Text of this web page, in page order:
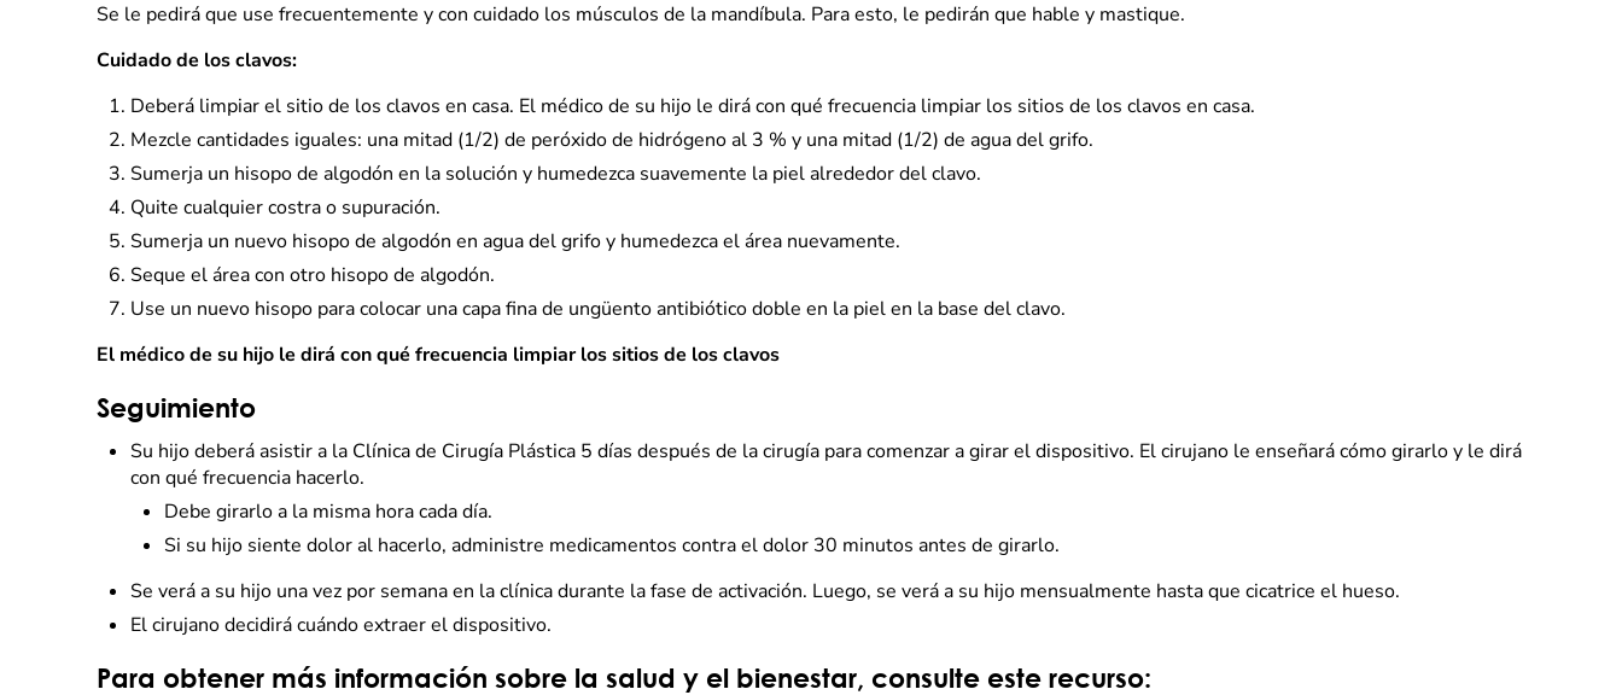
Se le pedirá que use frecuentemente y con cuidado los músculos de la mandíbula. Para esto, le pedirán que hable y mastique.
Cuidado de los clavos:
Deberá limpiar el sitio de los clavos en casa. El médico de su hijo le dirá con qué frecuencia limpiar los sitios de los clavos en casa.
Mezcle cantidades iguales: una mitad (1/2) de peróxido de hidrógeno al 3 % y una mitad (1/2) de agua del grifo.
Sumerja un hisopo de algodón en la solución y humedezca suavemente la piel alrededor del clavo.
Quite cualquier costra o supuración.
Sumerja un nuevo hisopo de algodón en agua del grifo y humedezca el área nuevamente.
Seque el área con otro hisopo de algodón.
Use un nuevo hisopo para colocar una capa fina de ungüento antibiótico doble en la piel en la base del clavo.
El médico de su hijo le dirá con qué frecuencia limpiar los sitios de los clavos
Seguimiento
Su hijo deberá asistir a la Clínica de Cirugía Plástica 5 días después de la cirugía para comenzar a girar el dispositivo. El cirujano le enseñará cómo girarlo y le dirá
con qué frecuencia hacerlo.
Debe girarlo a la misma hora cada día.
Si su hijo siente dolor al hacerlo, administre medicamentos contra el dolor 30 minutos antes de girarlo.
Se verá a su hijo una vez por semana en la clínica durante la fase de activación. Luego, se verá a su hijo mensualmente hasta que cicatrice el hueso.
El cirujano decidirá cuándo extraer el dispositivo.
Para obtener más información sobre la salud y el bienestar, consulte este recurso: